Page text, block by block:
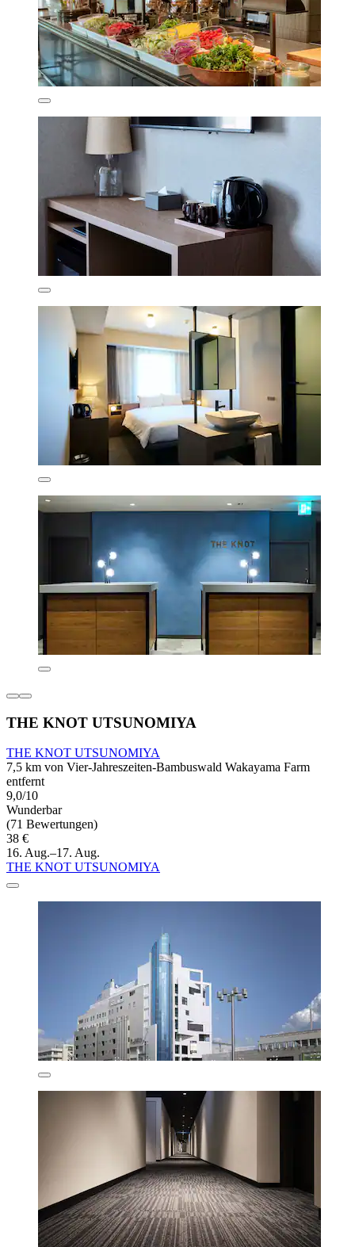
THE KNOT UTSUNOMIYA
THE KNOT UTSUNOMIYA
7,5 km von Vier-Jahreszeiten-Bambuswald Wakayama Farm
entfernt
9,0/10
Wunderbar
(71 Bewertungen)
38 €
16. Aug.–17. Aug.
THE KNOT UTSUNOMIYA